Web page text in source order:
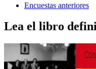
Encuestas anteriores
Lea el libro